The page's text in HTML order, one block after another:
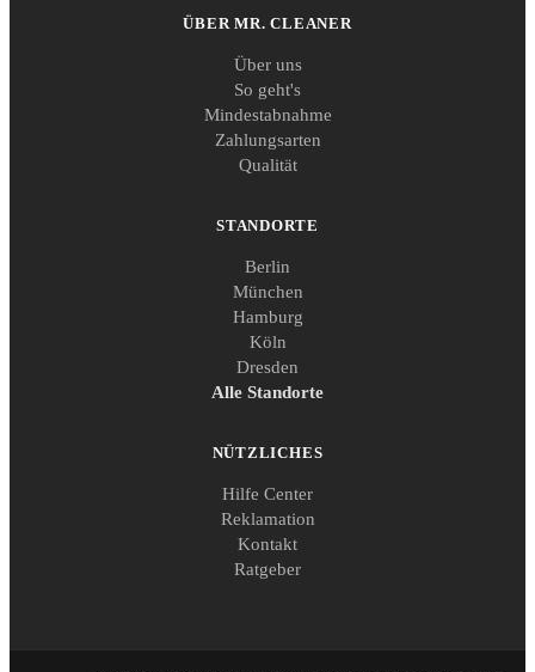
ÜBER MR. CLEANER
Über uns
So geht's
Mindestabnahme
Zahlungsarten
Qualität
STANDORTE
Berlin
München
Hamburg
Köln
Dresden
Alle Standorte
NÜTZLICHES
Hilfe Center
Reklamation
Kontakt
Ratgeber